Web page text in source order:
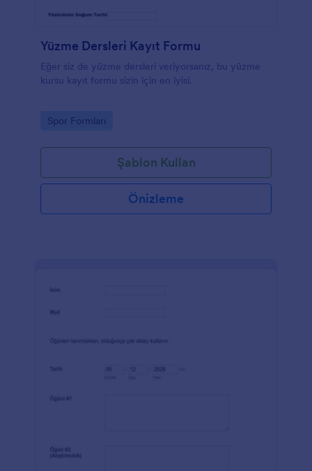
Yüzme Dersleri Kayıt Formu
Eğer siz de yüzme dersleri veriyorsanız, bu yüzme
kursu kayıt formu sizin için en iyisi.
Go to Category:
Spor Formları
Şablon Kullan
Önizleme